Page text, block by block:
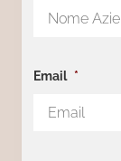
Email *